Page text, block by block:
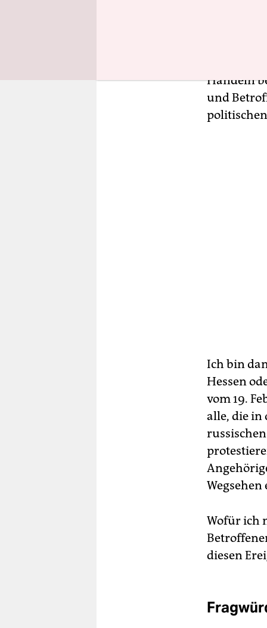
dem
instabile
Handeln
und
Ich bin
Hessen
vom 19.
alle, die in
Wegsehen
Wofür ich
diesen